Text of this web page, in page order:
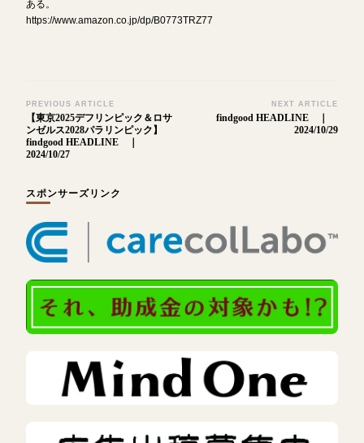
ある。
https://www.amazon.co.jp/dp/B0773TRZ77
Post
Navigation
PREVIOUS ARTICLE
【東京2025デフリンピック＆ロサ
ンゼルス2028パラリンピック】
findgood HEADLINE ｜
2024/10/27
NEXT ARTICLE
findgood HEADLINE ｜
2024/10/29
スポンサーズリンク